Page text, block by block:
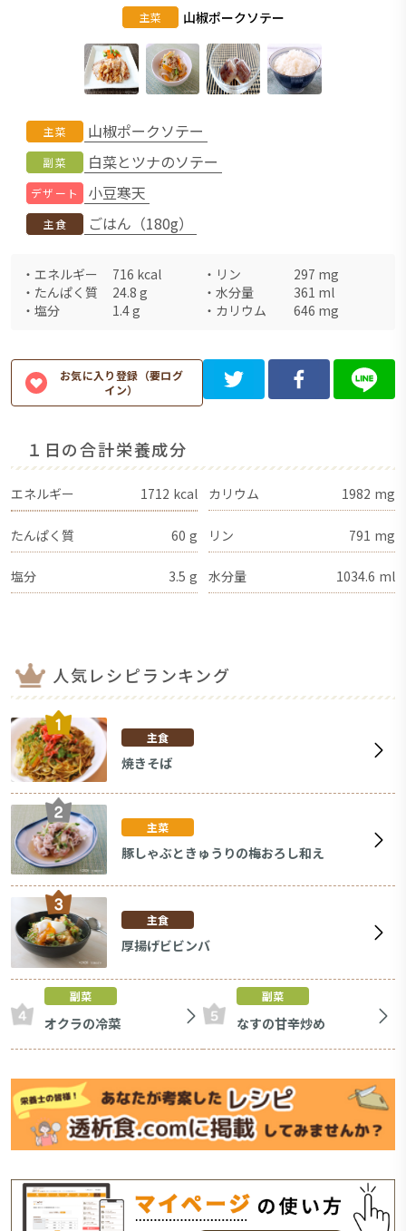
主菜 山椒ポークソテー
主菜 山椒ポークソテー
副菜 白菜とツナのソテー
デザート 小豆寒天
主食 ごはん（180g）
・ エネルギー 716 kcal ・ リン 297 mg
・ たんぱく質 24.8 g ・ 水分量 361 ml
・ 塩分 1.4g ・ カリウム 646 mg
お気に入り登録（要ログ
イン）
１日の合計栄養成分
エネルギー 1712 kcal カリウム 1982 mg
たんぱく質 60 g リン 791 mg
塩分 3.5 g 水分量 1034.6 ml
人気レシピランキング
主食
焼きそば
主菜
豚しゃぶときゅうりの梅おろし和え
主食
厚揚げビビンバ
副菜
オクラの冷菜
副菜
なすの甘辛炒め